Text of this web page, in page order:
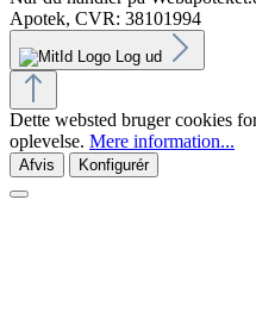
Apotek, CVR: 38101994
Log ud
Dette websted bruger cookies
oplevelse. Mere information...
Afvis Konfigurér